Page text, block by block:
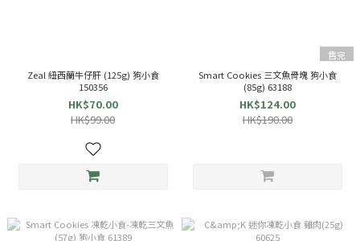
Zeal 紐西蘭牛仔肝 (125g) 狗小食
150356
HK$70.00
HK$99.00
售完
Smart Cookies 三文魚骨塊 狗小食
(85g) 63188
HK$124.00
HK$190.00